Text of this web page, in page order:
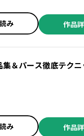
み 作品
集＆パース徹底テクニ
み 作品